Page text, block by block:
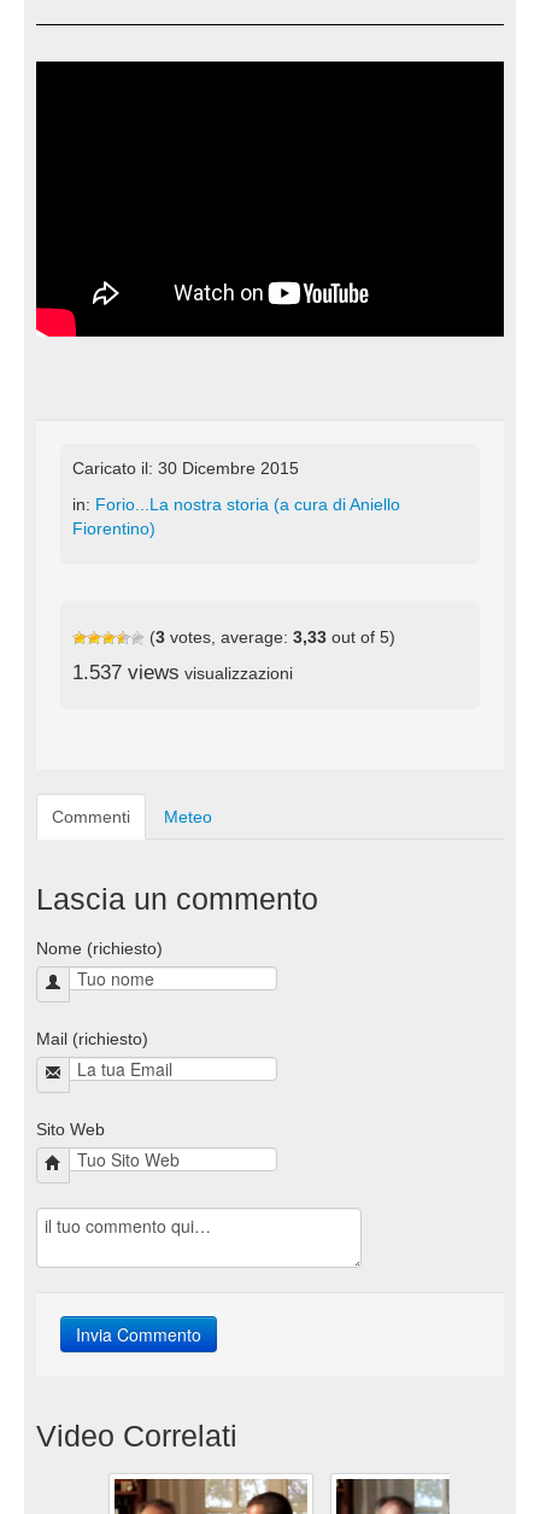
Caricato il: 30 Dicembre 2015
in: Forio...La nostra storia (a cura di Aniello
Fiorentino)
(3 votes, average: 3,33 out of 5)
1.537 views visualizzazioni
Commenti Meteo
Lascia un commento
Nome (richiesto)
Mail (richiesto)
Sito Web
Video Correlati